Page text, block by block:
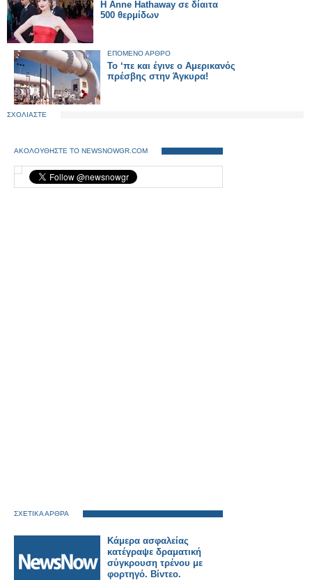
H Anne Hathaway σε δίαιτα
500 θερμίδων
ΕΠΟΜΕΝΟ ΑΡΘΡΟ
Το ‘πε και έγινε ο Αμερικανός
πρέσβης στην Άγκυρα!
ΣΧΟΛΙΑΣΤΕ
ΑΚΟΛΟΥΘΗΣΤΕ ΤΟ NEWSNOWGR.COM
ΣΧΕΤΙΚΑ ΑΡΘΡΑ
Κάμερα ασφαλείας
κατέγραψε δραματική
σύγκρουση τρένου με
φορτηγό. Βίντεο.